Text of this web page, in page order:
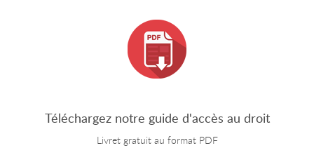
Téléchargez notre guide d'accès au droit
Livret gratuit au format PDF